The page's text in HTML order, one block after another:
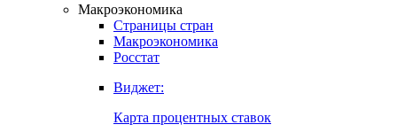
Макроэкономика
Страницы стран
Макроэкономика
Росстат
Виджет:
Карта процентных ставок